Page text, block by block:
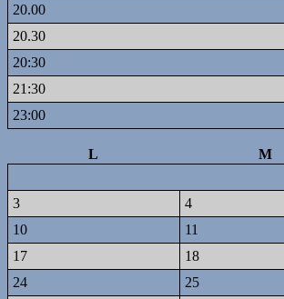
20.00
20.30
20:30
21:30
23:00
L
M
3
4
10
11
17
18
24
25